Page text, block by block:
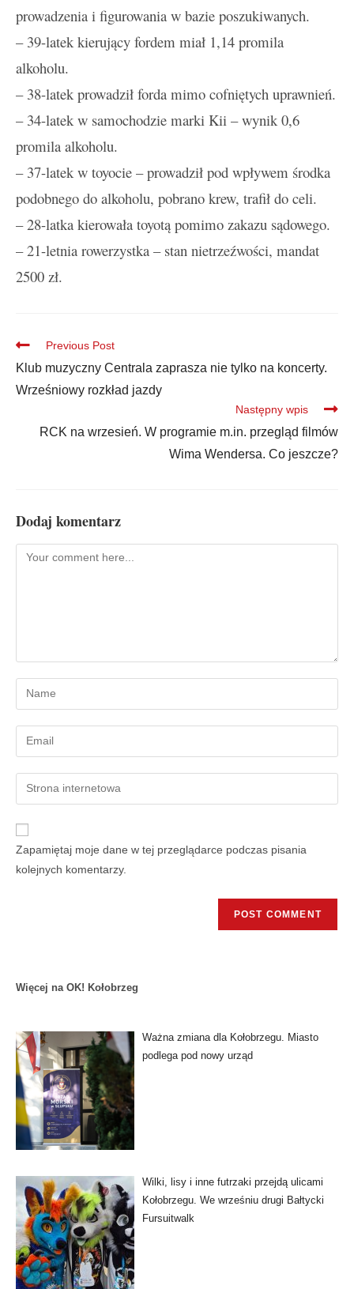
prowadzenia i figurowania w bazie poszukiwanych.
– 39-latek kierujący fordem miał 1,14 promila
alkoholu.
– 38-latek prowadził forda mimo cofniętych uprawnień.
– 34-latek w samochodzie marki Kii – wynik 0,6
promila alkoholu.
– 37-latek w toyocie – prowadził pod wpływem środka
podobnego do alkoholu, pobrano krew, trafił do celi.
– 28-latka kierowała toyotą pomimo zakazu sądowego.
– 21-letnia rowerzystka – stan nietrzeźwości, mandat
2500 zł.
Previous Post
Klub muzyczny Centrala zaprasza nie tylko na koncerty.
Wrześniowy rozkład jazdy
Następny wpis
RCK na wrzesień. W programie m.in. przegląd filmów
Wima Wendersa. Co jeszcze?
Dodaj komentarz
Zapamiętaj moje dane w tej przeglądarce podczas pisania
kolejnych komentarzy.
Więcej na OK! Kołobrzeg
Ważna zmiana dla Kołobrzegu. Miasto
podlega pod nowy urząd
Wilki, lisy i inne futrzaki przejdą ulicami
Kołobrzegu. We wrześniu drugi Bałtycki
Fursuitwalk